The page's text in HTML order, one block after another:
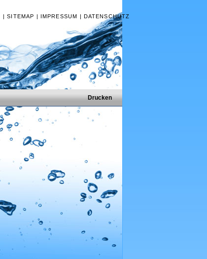
| SITEMAP | IMPRESSUM | DATENSCHUTZ
Drucken